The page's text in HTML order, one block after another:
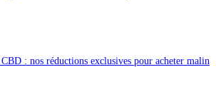
: nos réductions exclusives pour acheter malin